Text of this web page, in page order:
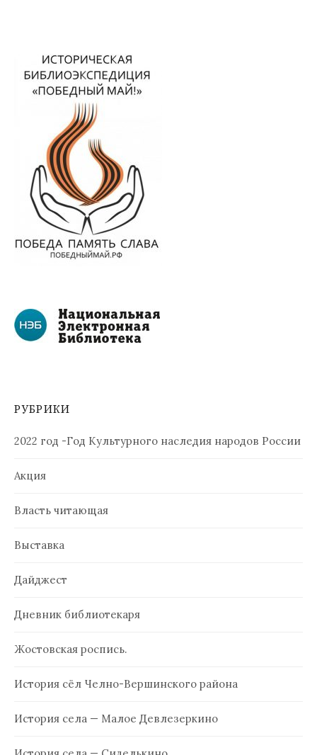
РУБРИКИ
2022 год -Год Культурного наследия народов России
Акция
Власть читающая
Выставка
Дайджест
Дневник библиотекаря
Жостовская роспись.
История сёл Челно-Вершинского района
История села — Малое Девлезеркино